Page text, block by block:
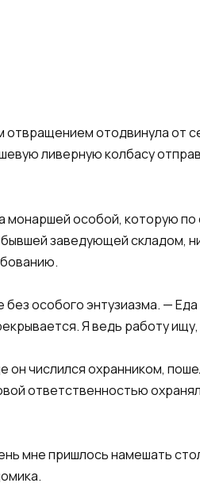
отвращением отодвинула от
ливерную колбасу
монаршей особой, которую по
заведующей складом,
особого энтузиазма. —
Я ведь работу
числился охранником,
ответственностью
мне пришлось намешать